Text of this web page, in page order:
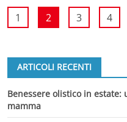
1 2 3 4
ARTICOLI RECENTI
Benessere olistico in
mamma